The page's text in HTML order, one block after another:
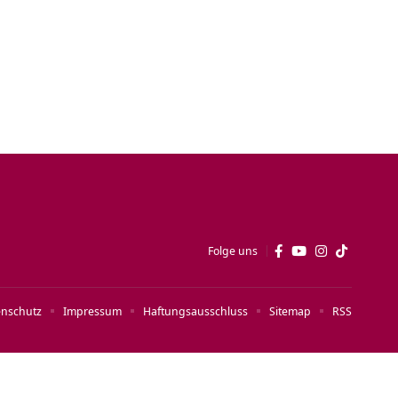
Folge uns
Impressum Haftungsausschluss Sitemap RSS